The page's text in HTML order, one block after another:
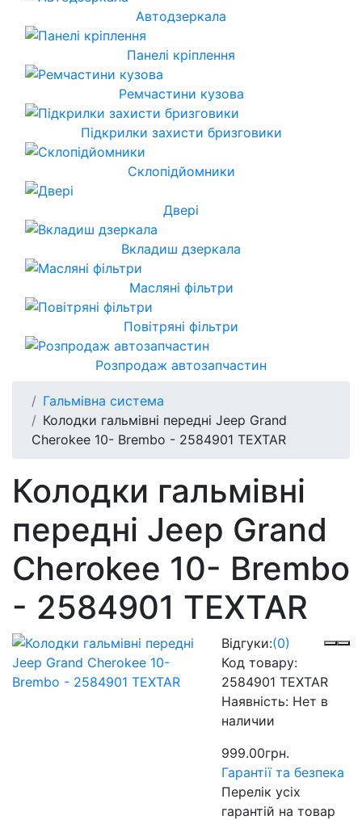
Автодзеркала
Панелі кріплення
Ремчастини кузова
Підкрилки захисти бризговики
Склопідйомники
Двері
Вкладиш дзеркала
Масляні фільтри
Повітряні фільтри
Розпродаж автозапчастин
Гальмівна система
Колодки гальмівні передні Jeep Grand
Cherokee 10- Brembo - 2584901 TEXTAR
Колодки гальмівні
передні Jeep Grand
Cherokee 10- Brembo
- 2584901 TEXTAR
Відгуки:(0)
Код товару:
2584901 TEXTAR
Наявність: Нет в
наличии
999.00грн.
Гарантії та безпека
Перелік усіх
гарантій на товар